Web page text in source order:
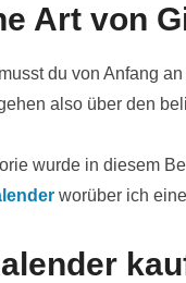
Art von
du von Anfang
also über den
wurde in diesem
worüber ich